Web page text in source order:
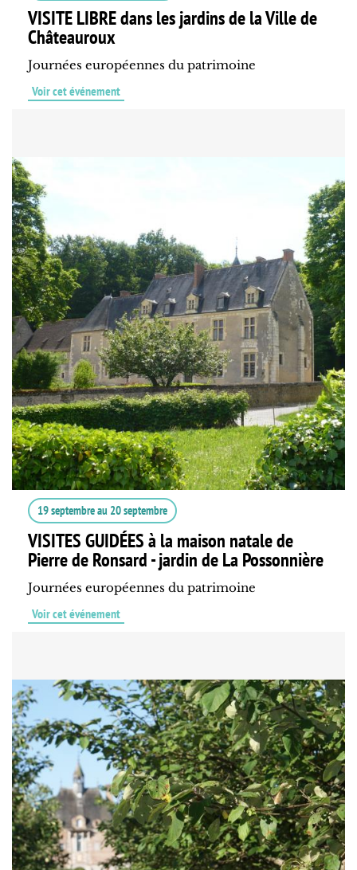
VISITE LIBRE dans les jardins de la Ville de
Châteauroux
Journées européennes du patrimoine
Voir cet événement
19 septembreau 20 septembre
VISITES GUIDÉES à la maison natale de
Pierre de Ronsard - jardin de La Possonnière
Journées européennes du patrimoine
Voir cet événement